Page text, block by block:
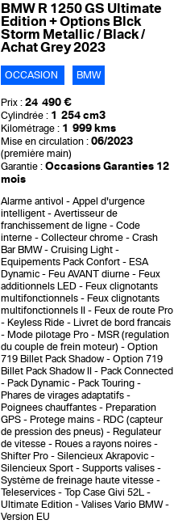
BMW R 1250 GS Ultimate
Edition + Options Blck
Storm Metallic / Black /
Achat Grey 2023
OCCASION BMW
Prix : 24 490 €
Cylindrée : 1 254 cm3
Kilométrage : 1 999 kms
Mise en circulation : 06/2023
(première main)
Garantie : Occasions Garanties 12
mois
Alarme antivol
Appel d'urgence
intelligent
Avertisseur de
franchissement de ligne
Code
interne
Collecteur chrome
Crash
Bar BMW
Cruising Light
Equipements Pack Confort
ESA
Dynamic
Feu AVANT diurne
Feux
additionnels LED
Feux clignotants
multifonctionnels
Feux clignotants
multifonctionnels II
Feux de route Pro
Keyless Ride
Livret de bord francais
Mode pilotage Pro
MSR (regulation
du couple de frein moteur)
Option
719 Billet Pack Shadow
Option 719
Billet Pack Shadow II
Pack Connected
Pack Dynamic
Pack Touring
Phares de virages adaptatifs
Poignees chauffantes
Preparation
GPS
Protege mains
RDC (capteur
de pression des pneus)
Regulateur
de vitesse
Roues a rayons noires
Shifter Pro
Silencieux Akrapovic
Silencieux Sport
Supports valises
Système de freinage haute vitesse
Teleservices
Top Case Givi 52L
Ultimate Edition
Valises Vario BMW
Version EU